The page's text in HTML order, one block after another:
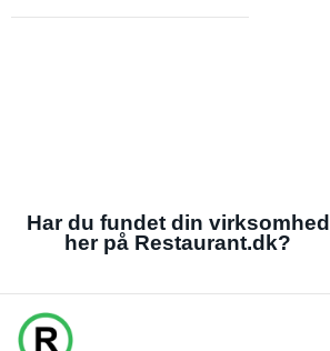
Har du fundet din virksomhed
her på Restaurant.dk?